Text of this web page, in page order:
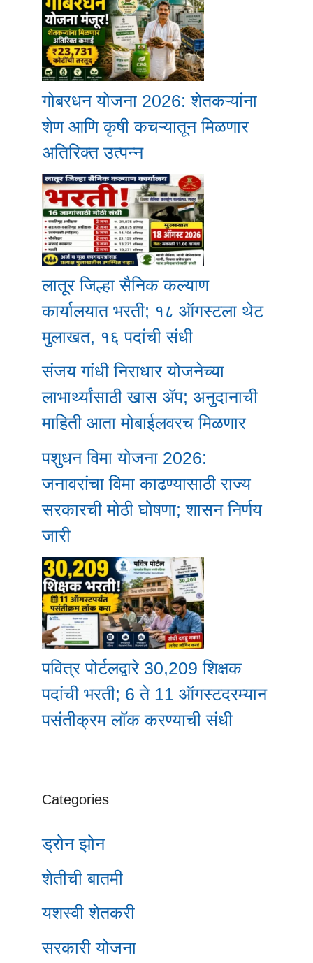
गोबरधन योजना 2026: शेतकऱ्यांना
शेण आणि कृषी कचऱ्यातून मिळणार
अतिरिक्त उत्पन्न
लातूर जिल्हा सैनिक कल्याण
कार्यालयात भरती; १८ ऑगस्टला थेट
मुलाखत, १६ पदांची संधी
संजय गांधी निराधार योजनेच्या
लाभार्थ्यांसाठी खास ॲप; अनुदानाची
माहिती आता मोबाईलवरच मिळणार
पशुधन विमा योजना 2026:
जनावरांचा विमा काढण्यासाठी राज्य
सरकारची मोठी घोषणा; शासन निर्णय
जारी
पवित्र पोर्टलद्वारे 30,209 शिक्षक
पदांची भरती; 6 ते 11 ऑगस्टदरम्यान
पसंतीक्रम लॉक करण्याची संधी
Categories
ड्रोन झोन
शेतीची बातमी
यशस्वी शेतकरी
सरकारी योजना